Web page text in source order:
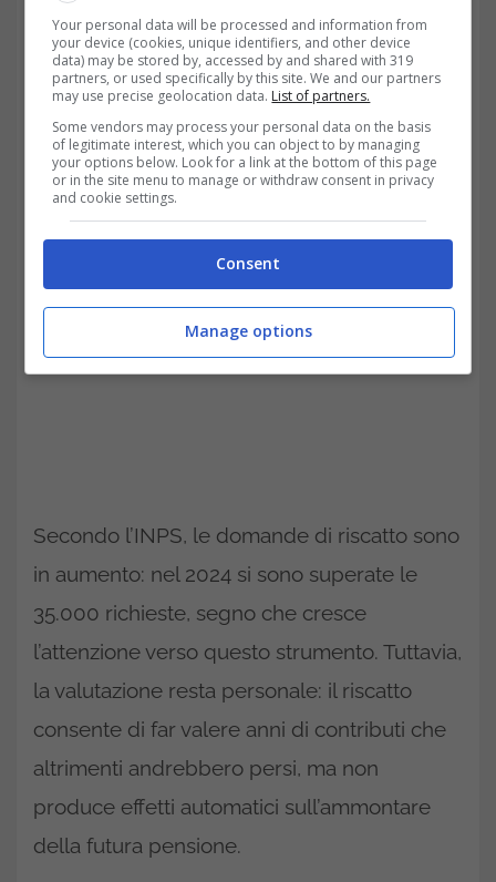
Come funziona il riscatto della laurea e chi può
beneficiarne – trading.it
Secondo l’INPS, le domande di riscatto sono
in aumento: nel 2024 si sono superate le
35.000 richieste, segno che cresce
l’attenzione verso questo strumento. Tuttavia,
la valutazione resta personale: il riscatto
consente di far valere anni di contributi che
altrimenti andrebbero persi, ma non
produce effetti automatici sull’ammontare
della futura pensione.
Your personal data will be processed and information from
your device (cookies, unique identifiers, and other device
data) may be stored by, accessed by and shared with 319
partners, or used specifically by this site. We and our partners
may use precise geolocation data. List of partners.
Some vendors may process your personal data on the basis
of legitimate interest, which you can object to by managing
your options below. Look for a link at the bottom of this page
or in the site menu to manage or withdraw consent in privacy
and cookie settings.
Consent
Manage options